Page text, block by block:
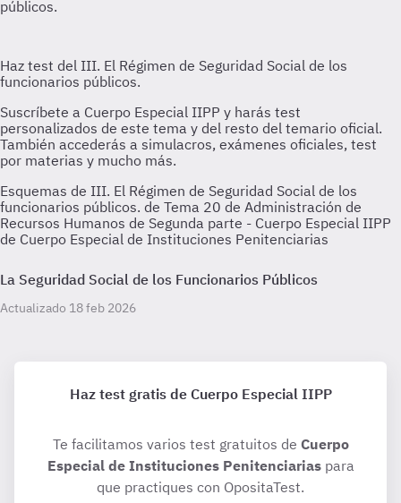
Esquemas de III. El Régimen de Seguridad Social de los
funcionarios públicos. de Tema 20 de Administración de
Recursos Humanos de Segunda parte - Cuerpo Especial IIPP
de Cuerpo Especial de Instituciones Penitenciarias
La Seguridad Social de los Funcionarios Públicos
Actualizado 18 feb 2026
Haz test gratis de Cuerpo Especial IIPP
Te facilitamos varios test gratuitos de Cuerpo
Especial de Instituciones Penitenciariaspara
que practiques con OpositaTest.